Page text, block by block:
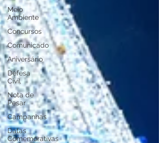
Meio
Ambiente
Concursos
Comunicado
Aniversário
Defesa
Civil
Nota de
Pesar
Campanhas
Datas
Comemorativas